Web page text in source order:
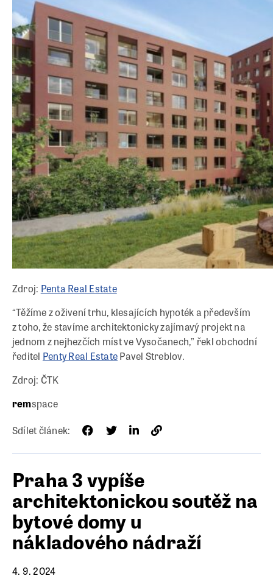
Zdroj: Penta Real Estate
“Těžíme z oživení trhu, klesajících hypoték a především
z toho, že stavíme architektonicky zajímavý projekt na
jednom z nejhezčích míst ve Vysočanech,” řekl obchodní
ředitel Penty Real EstatePavel Streblov.
Zdroj: ČTK
remspace
Sdílet článek:
Praha 3 vypíše
architektonickou soutěž na
bytové domy u
nákladového nádraží
4. 9. 2024